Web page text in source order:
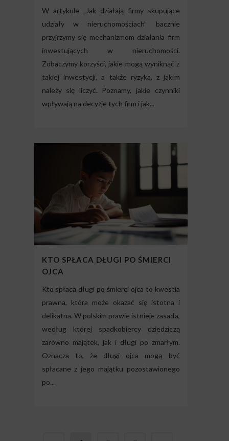
W artykule „Jak działają firmy skupujące
udziały w nieruchomościach” bacznie
przyjrzymy się mechanizmom działania firm
inwestujących w nieruchomości.
Zobaczymy korzyści, jakie mogą wyniknąć z
takiej inwestycji, a także ryzyka, z jakim
należy się liczyć. Poznamy, jakie czynniki
wpływają na decyzje tych firm i jak...
KTO SPŁACA DŁUGI PO ŚMIERCI
OJCA
Kto spłaca długi po śmierci ojca to kwestia
prawna, która może okazać się istotna i
delikatna. W polskim prawie istnieje zasada,
według której spadkobiercy dziedziczą
zarówno majątek, jak i długi po zmarłym.
Oznacza to, że długi ojca mogą być
spłacane z jego majątku pozostawionego
po...